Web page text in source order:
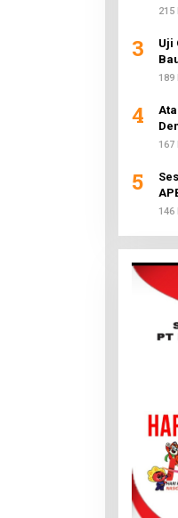
215
3
Uji
189
4
167
5
146